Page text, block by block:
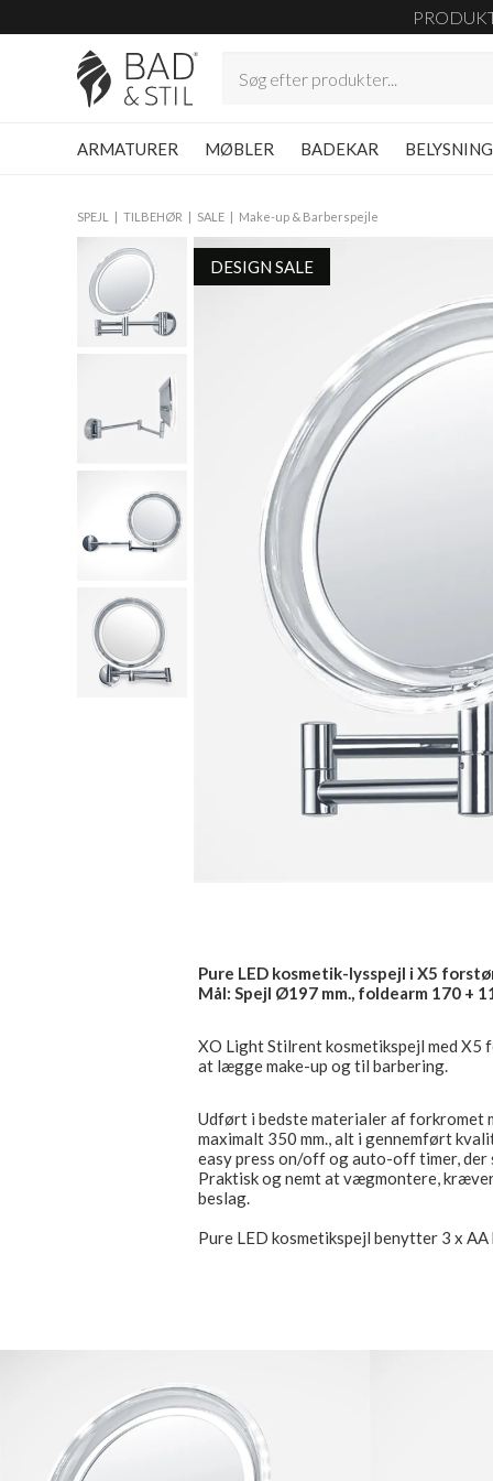
ARMATURER MØBLER BADEKAR BELYSNING
SPEJL TILBEHØR SALE Make-up & Barberspejle
DESIGN SALE
Pure LED kosmetik-lysspejl i X5
Mål: Spejl Ø197 mm., foldearm 170 +
XO Light Stilrent kosmetikspejl med
at lægge make-up og til barbering.
Udført i bedste materialer af forkromet
maximalt 350 mm., alt i gennemført
easy press on/off og auto-off timer, der
Praktisk og nemt at vægmontere,
beslag.
Pure LED kosmetikspejl benytter 3 x